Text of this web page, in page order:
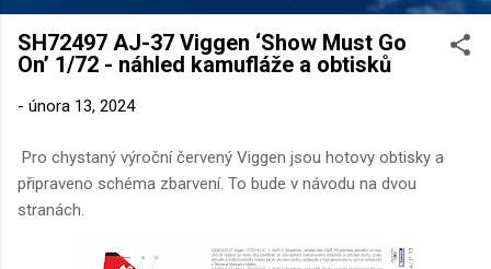
SH72497 AJ-37 Viggen ‘Show Must Go
On’ 1/72 - náhled kamufláže a obtisků
- února 13, 2024
Pro chystaný výroční červený Viggen jsou hotovy obtisky a
připraveno schéma zbarvení. To bude v návodu na dvou
stranách.